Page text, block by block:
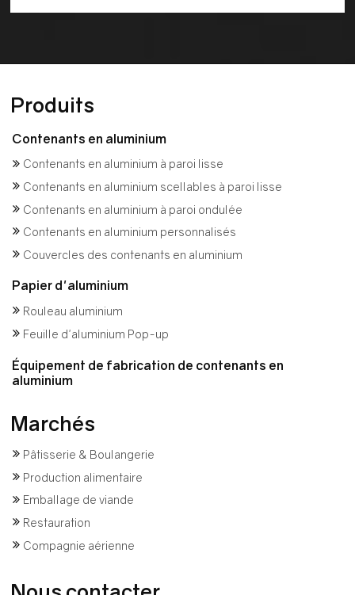
Produits
Contenants en aluminium
Contenants en aluminium à paroi lisse
Contenants en aluminium scellables à paroi lisse
Contenants en aluminium à paroi ondulée
Contenants en aluminium personnalisés
Couvercles des contenants en aluminium
Papier d'aluminium
Rouleau aluminium
Feuille d'aluminium Pop-up
Équipement de fabrication de contenants en
aluminium
Marchés
Pâtisserie & Boulangerie
Production alimentaire
Emballage de viande
Restauration
Compagnie aérienne